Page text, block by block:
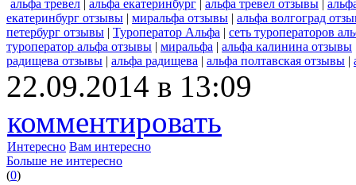
альфа тревел | альфа екатеринбург | альфа тревел отзывы |
екатеринбург отзывы | миральфа отзывы | альфа волгоград
петербург отзывы | Туроператор Альфа | сеть туроператоров
туроператор альфа отзывы | миральфа | альфа калинина отзывы
радищева отзывы | альфа радищева | альфа полтавская отзывы |
22.09.2014 в 13:09
комментировать
Интересно Вам интересно
Больше не интересно
(0)